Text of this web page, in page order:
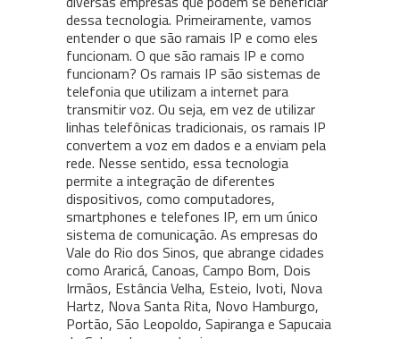
dessa tecnologia. Primeiramente, vamos
entender o que são ramais IP e como eles
funcionam. O que são ramais IP e como
funcionam? Os ramais IP são sistemas de
telefonia que utilizam a internet para
transmitir voz. Ou seja, em vez de utilizar
linhas telefônicas tradicionais, os ramais IP
convertem a voz em dados e a enviam pela
rede. Nesse sentido, essa tecnologia
permite a integração de diferentes
dispositivos, como computadores,
smartphones e telefones IP, em um único
sistema de comunicação. As empresas do
Vale do Rio dos Sinos, que abrange cidades
como Araricá, Canoas, Campo Bom, Dois
Irmãos, Estância Velha, Esteio, Ivoti, Nova
Hartz, Nova Santa Rita, Novo Hamburgo,
Portão, São Leopoldo, Sapiranga e Sapucaia